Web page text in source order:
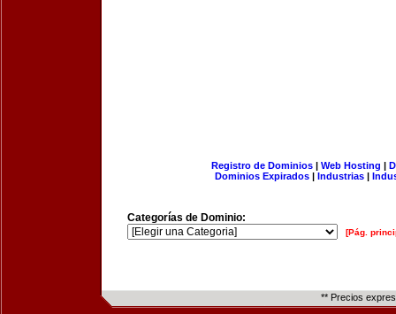
Registro de Dominios| Web Hosting |
Dominios Expirados | Industrias |
Categorías de Dominio:
[Pág.
** Precios